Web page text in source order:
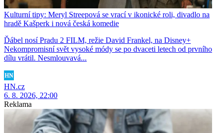
Kulturní tipy: Meryl Streepová se vrací v ikonické roli, divadlo na
hradě Kašperk i nová česká komedie
Ďábel nosí Pradu 2 FILM, režie David Frankel, na Disney+
Nekompromisní svět vysoké módy se po dvaceti letech od prvního
dílu vrátil. Nesmlouvavá...
HN.cz
6. 8. 2026, 22:00
Reklama